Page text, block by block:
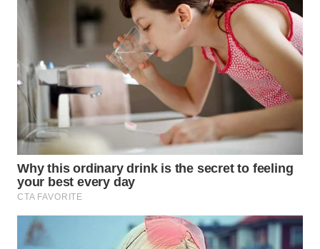
Wahana
Media
Group
WAHANA
NEWS
WAHANA
TANI
WAHANA